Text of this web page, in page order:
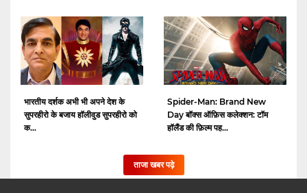
भारतीय दर्शक अभी भी अपने देश के
सुपरहीरो के बजाय हॉलीवुड सुपरहीरो को
क...
Spider-Man: Brand New
Day बॉक्स ऑफ़िस कलेक्शन: टॉम
हॉलैंड की फ़िल्म पह...
ताजा खबर पढ़े